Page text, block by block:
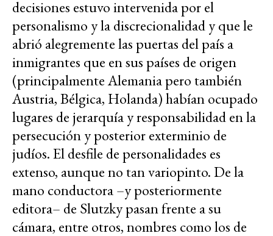
decisiones estuvo intervenida por el
personalismo y la discrecionalidad y que le
abrió alegremente las puertas del país a
inmigrantes que en sus países de origen
(principalmente Alemania pero también
Austria, Bélgica, Holanda) habían ocupado
lugares de jerarquía y responsabilidad en la
persecución y posterior exterminio de
judíos. El desfile de personalidades es
extenso, aunque no tan variopinto. De la
mano conductora –y posteriormente
editora– de Slutzky pasan frente a su
cámara, entre otros, nombres como los de